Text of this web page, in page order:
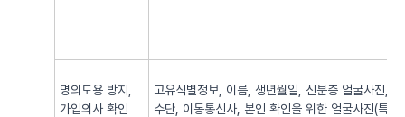
명의도용 방지,
가입의사 확인
고유식별정보, 이름, 생년월일, 신분증 얼굴사진,
수단, 이동통신사, 본인 확인을 위한 얼굴사진(특징